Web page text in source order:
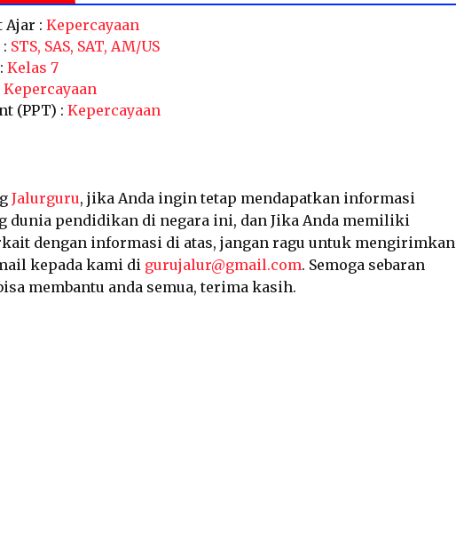
Ajar : Kepercayaan
STS, SAS, SAT, AM/US
Kelas 7
Kepercayaan
(PPT) : Kepercayaan
Jalurguru, jika Anda ingin tetap mendapatkan informasi
dunia pendidikan di negara ini, dan Jika Anda memiliki
dengan informasi di atas, jangan ragu untuk mengirimkan
kepada kami di gurujalur@gmail.com. Semoga sebaran
membantu anda semua, terima kasih.